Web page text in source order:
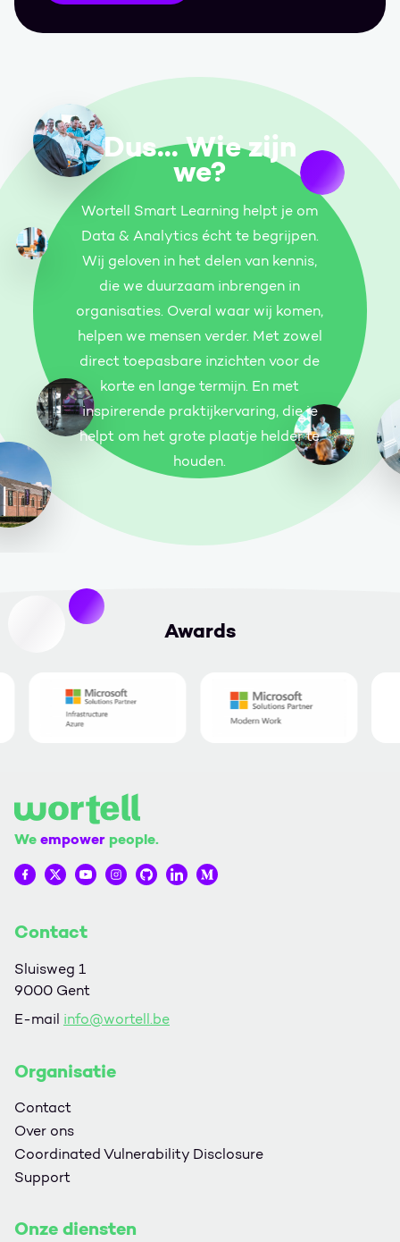
Dus... Wie zijn
we?
Wortell Smart Learning helpt je om
Data & Analytics écht te begrijpen.
Wij geloven in het delen van kennis,
die we duurzaam inbrengen in
organisaties. Overal waar wij komen,
helpen we mensen verder. Met zowel
direct toepasbare inzichten voor de
korte en lange termijn. En met
inspirerende praktijkervaring, die je
helpt om het grote plaatje helder te
houden.
Awards
Weempower people.
Wortell op Facebook
Wortell op Twitter
Wortell op YouTube
Wortell op Instagram
Wortell op Github
Wortell op LinkedIn
Wortell op Medium
Contact
Sluisweg 1
9000 Gent
E-mail info@wortell.be
Organisatie
Contact
Over ons
Coordinated Vulnerability Disclosure
Support
Onze diensten